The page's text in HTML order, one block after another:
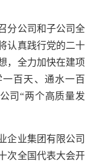
公司和子公司全
认真践行党的二十
，全力加快在建项
百天、通水一百
司“两个高质量发
业集团有限公司
次全国代表大会开